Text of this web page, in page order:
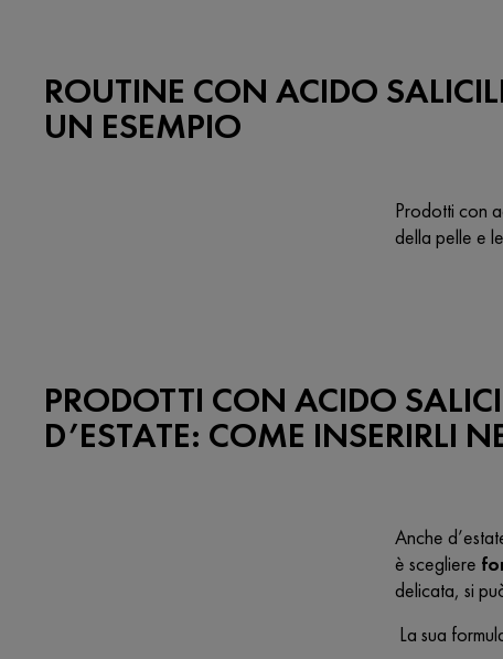
ROUTINE CON ACIDO
UN ESEMPIO
Prodotti con
della pelle e
PRODOTTI CON ACIDO
D’ESTATE: COME INSERIRLI
Anche
è scegliere
delicata, si
La sua